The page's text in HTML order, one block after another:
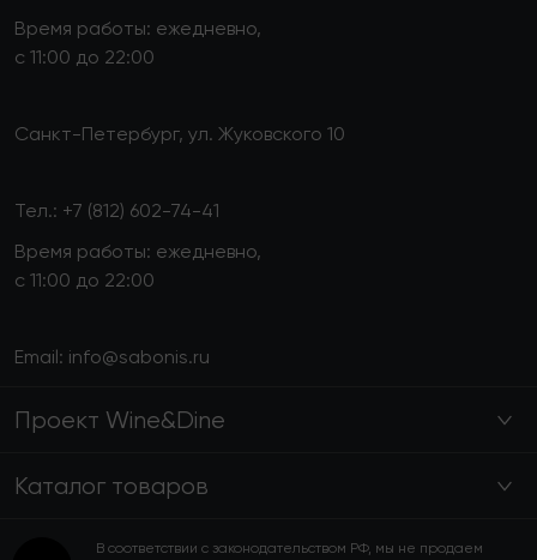
Время работы: ежедневно,
с 11:00 до 22:00
Санкт-Петербург, ул. Жуковского 10
Тел.: +7 (812) 602-74-41
Время работы: ежедневно,
с 11:00 до 22:00
Email: info@sabonis.ru
Проект Wine&Dine
Каталог товаров
В соответствии с законодательством РФ, мы не продаем